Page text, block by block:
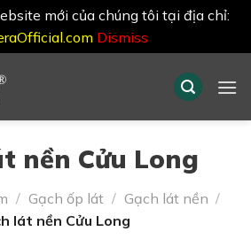
mới của chúng tôi tại địa chỉ:
Dismiss
nền Cửu Long
/ Gạch ốp lát / Gạch lát nền /
lát nền Cửu Long